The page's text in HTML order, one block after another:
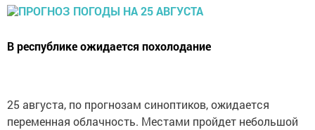
В республике ожидается похолодание
25 августа, по прогнозам синоптиков, ожидается
переменная облачность. Местами пройдет небольшой